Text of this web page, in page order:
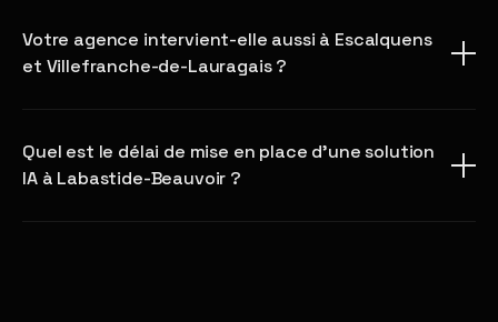
Votre agence intervient-elle aussi à Escalquens
et Villefranche-de-Lauragais ?
Quel est le délai de mise en place d'une solution
IA à Labastide-Beauvoir ?